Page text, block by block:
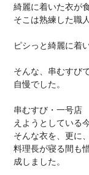
綺麗に着いた衣が
そこは熟練した職人
ピシっと綺麗に着
そんな、串むすび
自慢でした。
串むすび・一号店
えようとしている
そんな衣を、更に
料理長が寝る間も
成しました。